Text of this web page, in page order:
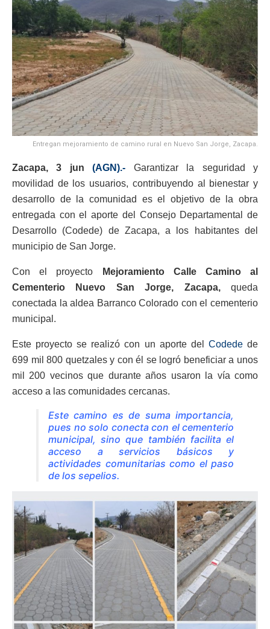
Entregan mejoramiento de camino rural en Nuevo San Jorge, Zacapa.
Zacapa, 3 jun (AGN).- Garantizar la seguridad y
movilidad de los usuarios, contribuyendo al bienestar y
desarrollo de la comunidad es el objetivo de la obra
entregada con el aporte del Consejo Departamental de
Desarrollo (Codede) de Zacapa, a los habitantes del
municipio de San Jorge.
Con el proyecto
Mejoramiento Calle Camino al
Cementerio Nuevo San Jorge, Zacapa,queda
conectada la aldea Barranco Colorado con el cementerio
municipal.
Este proyecto se realizó con un aporte del Codedede
699 mil 800 quetzales y con él se logró beneficiar a unos
mil 200 vecinos que durante años usaron la vía como
acceso a las comunidades cercanas.
Este camino es de suma importancia,
pues no solo conecta con el cementerio
municipal, sino que también facilita el
acceso a servicios básicos y
actividades comunitarias como el paso
de los sepelios.